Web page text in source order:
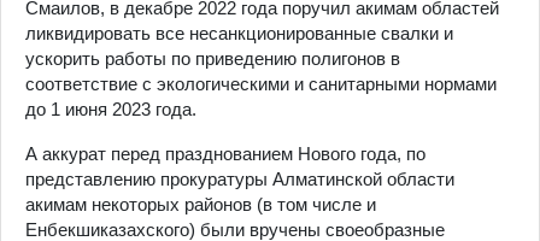
Смаилов, в декабре 2022 года поручил акимам областей
ликвидировать все несанкционированные свалки и
ускорить работы по приведению полигонов в
соответствие с экологическими и санитарными нормами
до 1 июня 2023 года.
А аккурат перед празднованием Нового года, по
представлению прокуратуры Алматинской области
акимам некоторых районов (в том числе и
Енбекшиказахского) были вручены своеобразные